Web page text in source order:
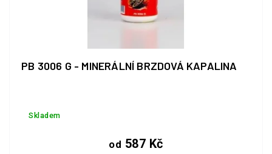
PB 3006 G - MINERÁLNÍ BRZDOVÁ KAPALINA
Skladem
od 587 Kč